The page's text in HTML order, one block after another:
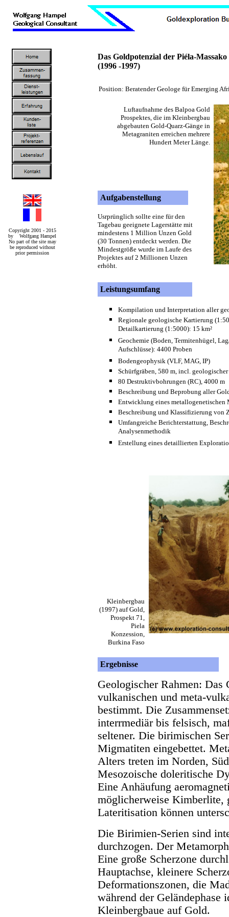
Copyright 2001 - 2015
by Wolfgang Hampel
No part of the site may
be reproduced without
prior permission
Das Goldpotenzial der Piéla-
(1996 -1997)
Position: Beratender Geologe für Emerging
Luftaufnahme des Balpoa Gold
Prospektes, die im Kleinbergbau
abgebauten Gold-Quarz-Gänge in
Metagraniten erreichen mehrere
Hundert Meter Länge.
Aufgabenstellung
Usrprünglich sollte eine für den
Tagebau geeignete Lagerstätte mit
mindestens 1 Million Unzen Gold
(30 Tonnen) entdeckt werden. Die
Mindestgröße wurde im Laufe des
Projektes auf 2 Millionen Unzen
erhöht.
Leistungsumfang
Kompilation und Interpretation aller
Regionale geologische Kartierung
Detailkartierung (1:5000): 15 km²
Geochemie (Boden, Termitenhügel,
Aufschlüsse): 4400 Proben
Bodengeophysik (VLF, MAG, IP)
Schürfgräben, 580 m, incl.
80 Destruktivbohrungen (RC), 4000 m
Beschreibung und Beprobung aller
Entwicklung eines metallogenetischen
Beschreibung und Klassifizierung von
Umfangreiche Berichterstattung,
Analysenmethodik
Erstellung eines detaillierten
Kleinbergbau
(1997) auf Gold,
Prospekt 71,
Piela
Konzession,
Burkina Faso
Ergebnisse
Geologischer Rahmen:
vulkanischen und meta-
bestimmt. Die
interrmediär bis felsisch,
seltener. Die birimischen
Migmatiten eingebettet.
Alters treten im Norden,
Mesozoische doleritische
Eine Anhäufung
möglicherweise Kimberlite,
Lateritisation können
Die Birimien-Serien sind
durchzogen. Der
Eine große Scherzone
Hauptachse, kleinere
Deformationszonen, die
während der
Kleinbergbaue auf Gold.